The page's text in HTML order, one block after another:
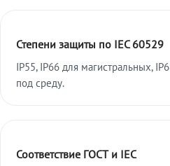
Степени защиты по IEC 60529
IP55, IP66 для магистральных,
под среду.
Соответствие ГОСТ и IEC